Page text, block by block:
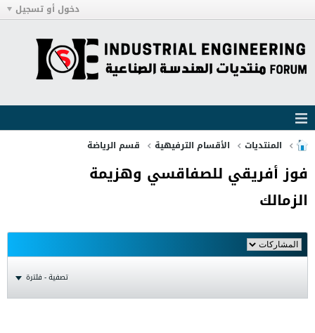
دخول أو تسجيل
المنتديات الأقسام الترفيهية قسم الرياضة
فوز أفريقي للصفاقسي وهزيمة
الزمالك
تصفية - فلترة